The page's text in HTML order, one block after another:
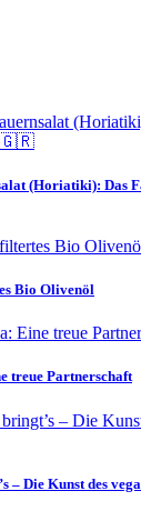
(Horiatiki): Das
Bio Olivenöl
treue Partnerschaft
– Die Kunst des